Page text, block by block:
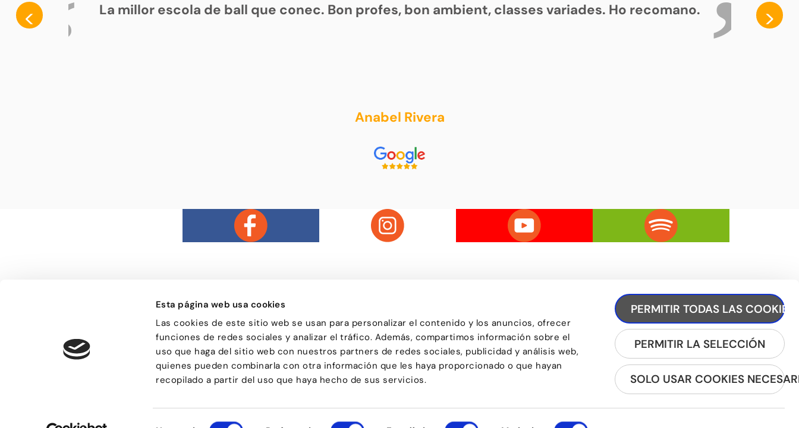
Esta página web usa cookies
Las cookies de este sitio web se usan para personalizar el contenido y los anuncios, ofrecer
funciones de redes sociales y analizar el tráfico. Además, compartimos información sobre el
uso que haga del sitio web con nuestros partners de redes sociales, publicidad y análisis web,
quienes pueden combinarla con otra información que les haya proporcionado o que hayan
recopilado a partir del uso que haya hecho de sus servicios.
PERMITIR TODAS LAS COOKIES
PERMITIR LA SELECCIÓN
SOLO USAR COOKIES
< La millor escola de ball que conec. Bon profes, bon ambient, classes variades. Ho recomano.
Anabel Rivera
>
Bailongu és una escola de ball de Barcelona, on
gent molt diversa i de totes les edats descobreix
el gust per aprendre a ballar i troba en el ball una
manera de passar-ho bé i de compartir
sensacions.
Passatge d'Utset, 11-13
08013 – Barcelona
932 471 602 /680 455 807
REGISTRA'T A LA NEWSLETTER